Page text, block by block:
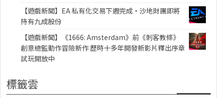
【遊戲新聞】EA 私有化交易下週完成・沙地財團即將
持有九成股份
【遊戲新聞】《1666: Amsterdam》前《刺客教條》
創意總監動作冒險新作 歷時十多年開發新影片釋出序章
試玩開放中
標籤雲